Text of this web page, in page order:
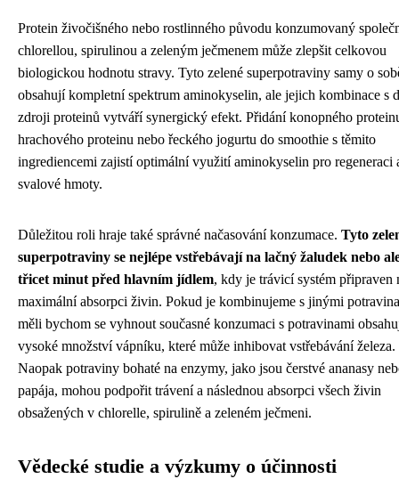
Protein živočišného nebo rostlinného původu konzumovaný
chlorellou, spirulinou a zeleným ječmenem může zlepšit celkovou
biologickou hodnotu stravy. Tyto zelené superpotraviny samy o
obsahují kompletní spektrum aminokyselin, ale jejich kombinace s
zdroji proteinů vytváří synergický efekt. Přidání konopného
hrachového proteinu nebo řeckého jogurtu do smoothie s těmito
ingrediencemi zajistí optimální využití aminokyselin pro regeneraci
svalové hmoty.
Důležitou roli hraje také správné načasování konzumace. Tyto
superpotraviny se nejlépe vstřebávají na lačný žaludek nebo
třicet minut před hlavním jídlem, kdy je trávicí systém připraven
maximální absorpci živin. Pokud je kombinujeme s jinými
měli bychom se vyhnout současné konzumaci s potravinami
vysoké množství vápníku, které může inhibovat vstřebávání železa.
Naopak potraviny bohaté na enzymy, jako jsou čerstvé ananasy
papája, mohou podpořit trávení a následnou absorpci všech živin
obsažených v chlorelle, spirulině a zeleném ječmeni.
Vědecké studie a výzkumy o účinnosti